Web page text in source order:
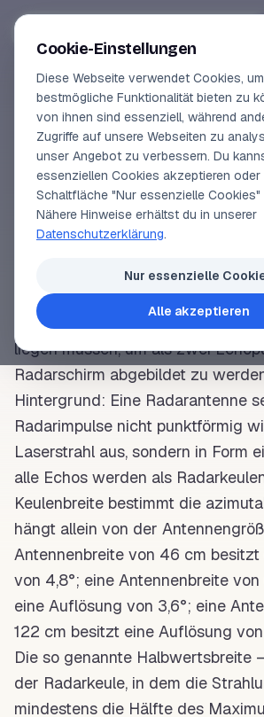
Online-Kurse
Vorschau
Erfahrungen
Lehrbuchautor
SEGELLEXIKON
Azimutale
Auflösung
Ein Begriff aus demRadar;Azimut
azimutale Auflöse gibt an, wie
nebeneinander liegende
liegen müssen, um als zwei
Radarschirm abgebildet zu
Hintergrund: Eine Radarantenne
Radarimpulse nicht punktförmig
Laserstrahl aus, sondern in Form
alle Echos werden als
Keulenbreite bestimmt die
hängt allein von der
Antennenbreite von 46 cm besitzt
von 4,8°; eine Antennenbreite
eine Auflösung von 3,6°; eine
122 cm besitzt eine Auflösung von
Die so genannte Halbwertsbreite
der Radarkeule, in dem die
mindestens die Hälfte des
Cookie-Einstellungen
Diese Webseite verwendet Cookies,
bestmögliche Funktionalität bieten zu
von ihnen sind essenziell, während
Zugriffe auf unsere Webseiten zu
unser Angebot zu verbessern. Du
essenziellen Cookies akzeptieren
Schaltfläche "Nur essenzielle Cookies"
Nähere Hinweise erhältst du in unserer
Datenschutzerklärung.
Nur essenzielle
Alle akzeptieren